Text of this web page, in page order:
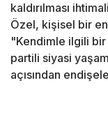
kaldırılması
Özel, kişisel bir
"Kendimle ilgili
partili siyasi
açısından